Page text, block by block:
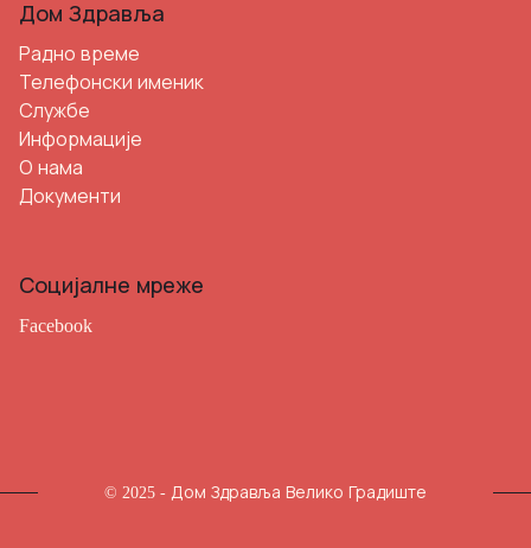
Дом Здравља
Радно време
Телефонски именик
Службе
Информације
О нама
Документи
Социјалне мреже
Facebook
© 2025 - Дом Здравља Велико Градиште